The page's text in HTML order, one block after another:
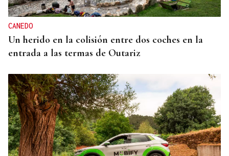
CANEDO
Un herido en la colisión entre dos coches en la
entrada a las termas de Outariz